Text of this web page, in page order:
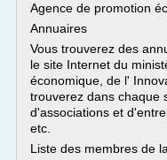
Agence de promotion
Annuaires
Vous trouverez des
le site Internet du
économique, de l'
trouverez dans chaque
d'associations et
etc.
Liste des membres de